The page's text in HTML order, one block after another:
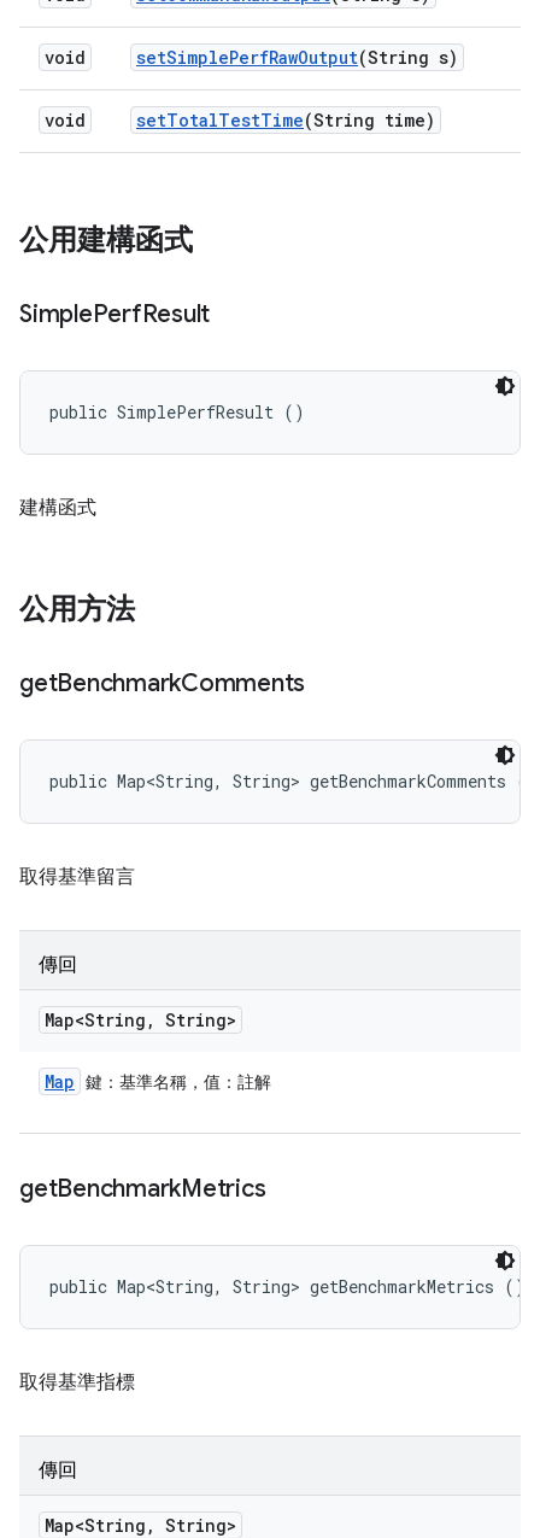
void setSimplePerfRawOutput(String s)
void setTotalTestTime(String time)
公用建構函式
SimplePerfResult
public SimplePerfResult ()
建構函式
公用方法
getBenchmarkComments
public Map<String, String> getBenchmarkComments ()
取得基準留言
傳回
Map<String , String>
Map 鍵：基準名稱，值：註解
getBenchmarkMetrics
public Map<String, String> getBenchmarkMetrics ()
取得基準指標
傳回
Map<String , String>